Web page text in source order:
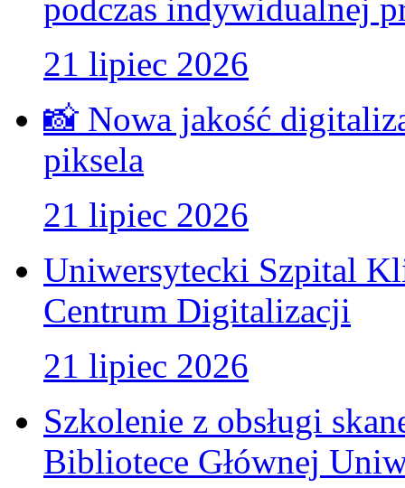
podczas indywidualnej
21 lipiec 2026
📸 Nowa jakość
piksela
21 lipiec 2026
Uniwersytecki Szpital
Centrum Digitalizacji
21 lipiec 2026
Szkolenie z obsługi
Bibliotece Głównej